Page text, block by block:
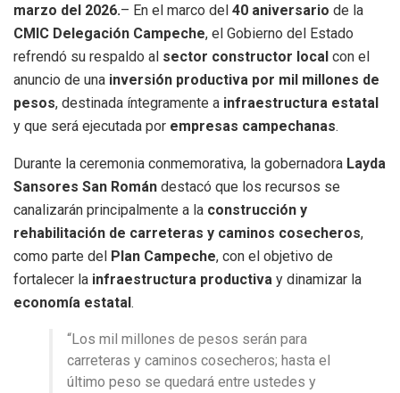
marzo del 2026.– En el marco del 40 aniversario de la
CMIC Delegación Campeche, el Gobierno del Estado
refrendó su respaldo al sector constructor local con el
anuncio de una inversión productiva por mil millones de
pesos, destinada íntegramente a infraestructura estatal
y que será ejecutada por empresas campechanas.
Durante la ceremonia conmemorativa, la gobernadora Layda
Sansores San Román destacó que los recursos se
canalizarán principalmente a la construcción y
rehabilitación de carreteras y caminos cosecheros,
como parte del Plan Campeche, con el objetivo de
fortalecer la infraestructura productiva y dinamizar la
economía estatal.
“Los mil millones de pesos serán para
carreteras y caminos cosecheros; hasta el
último peso se quedará entre ustedes y